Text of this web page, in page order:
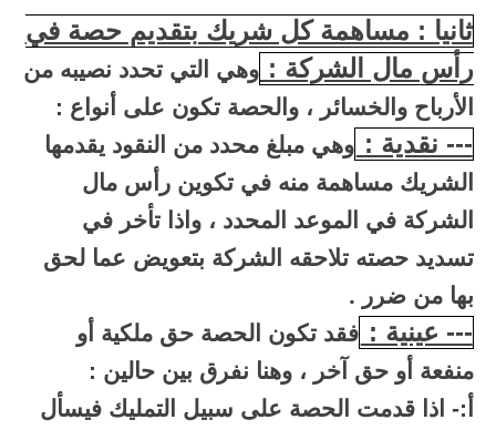
ثانيا : مساهمة كل شريك بتقديم حصة في
رأس مال الشركة : وهي التي تحدد نصيبه من
الأرباح والخسائر ، والحصة تكون على أنواع :
--- نقدية : وهي مبلغ محدد من النقود يقدمها
الشريك مساهمة منه في تكوين رأس مال
الشركة في الموعد المحدد ، واذا تأخر في
تسديد حصته تلاحقه الشركة بتعويض عما لحق
بها من ضرر .
--- عينية : فقد تكون الحصة حق ملكية أو
منفعة أو حق آخر ، وهنا نفرق بين حالين :
أ:- اذا قدمت الحصة على سبيل التمليك فيسأل